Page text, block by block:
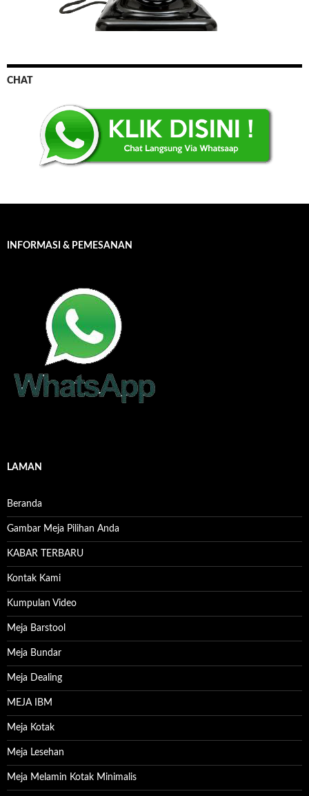
CHAT
INFORMASI & PEMESANAN
LAMAN
Beranda
Gambar Meja Pilihan Anda
KABAR TERBARU
Kontak Kami
Kumpulan Video
Meja Barstool
Meja Bundar
Meja Dealing
MEJA IBM
Meja Kotak
Meja Lesehan
Meja Melamin Kotak Minimalis